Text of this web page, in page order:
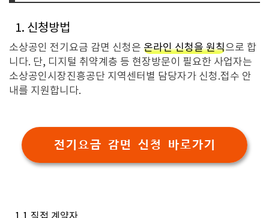
1. 신청방법
소상공인 전기요금 감면 신청은 온라인 신청을 원칙으로 합
니다. 단, 디지털 취약계층 등 현장방문이 필요한 사업자는
소상공인시장진흥공단 지역센터별 담당자가 신청.접수 안
내를 지원합니다.
전기요금 감면 신청 바로가기